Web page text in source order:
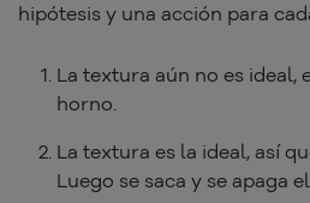
hipótesis y una acción para
La textura aún no es ideal,
horno.
La textura es la ideal, así
Luego se saca y se apaga